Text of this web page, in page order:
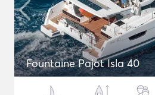
Fountaine Pajot Isla 40